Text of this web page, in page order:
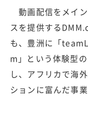
動画配信をメイ
スを提供する
も、豊洲に「
m」という体験型
し、アフリカで海
ションに富んだ事